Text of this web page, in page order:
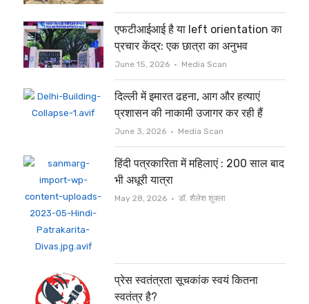
एफटीआईआई है या left orientation का
प्रचार केंद्र: एक छात्रा का अनुभव
June 15, 2026 Author
Media Scan
दिल्ली में इमारत ढहना, आग और हत्याएं
प्रशासन की नाकामी उजागर कर रही हैं
June 3, 2026 Author
Media Scan
हिंदी पत्रकारिता में महिलाएं : 200 साल बाद
भी अधूरी यात्रा
May 28, 2026 Author
डॉ. शैलेश शुक्ला
प्रेस स्वतंत्रता सूचकांक स्वयं कितना
स्वतंत्र है?